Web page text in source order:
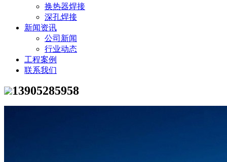
换热器焊接
深孔焊接
新闻资讯
公司新闻
行业动态
工程案例
联系我们
13905285958